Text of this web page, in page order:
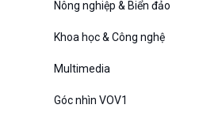
10 phút Sự kiện - Luận bàn
Câu chuyện thời sự
Đối thoại
Nông nghiệp & Biển đảo
Khoa học & Công nghệ
Multimedia
Góc nhìn VOV1